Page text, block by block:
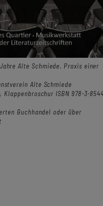
Alte Schmiede. Praxis einer
Alte Schmiede
Klappenbroschur ISBN 978-3-
Buchhandel oder über